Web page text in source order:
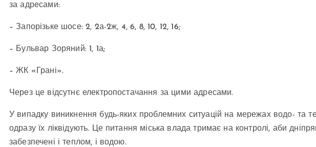
за адресами:
– Запорізьке шосе: 2, 2а-2ж, 4, 6, 8, 10, 12, 16;
– Бульвар Зоряний: 1, 1а;
– ЖК «Грані».
Через це відсутнє електропостачання за цими адресами.
У випадку виникнення будь-яких проблемних ситуацій на мережах водо- та
одразу їх ліквідують. Це питання міська влада тримає на контролі, аби
забезпечені і теплом, і водою.